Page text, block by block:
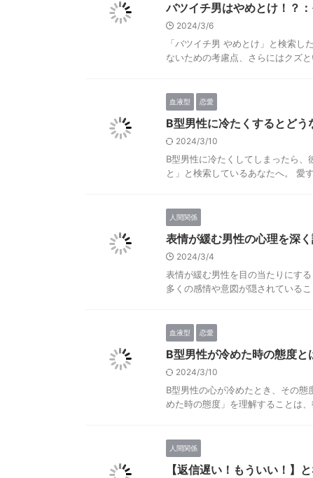
バツイチ男はやめとけ！？
2024/3/6
「バツイチ男 やめとけ」と検索
ないための考慮点、さらにはクズ
血液型 恋愛
B型男性に冷たくするとど
2024/3/10
B型男性に冷たくしてしまったら
と」と検索しているあなたへ。 愛
人間関係
表情が緩む男性の心理を深
2024/3/4
表情が緩む男性を目の当たりにす
多くの感情や意図が隠されている
血液型 恋愛
B型男性が冷めた時の態度
2024/3/10
B型男性の心が冷めたとき、その
めた時の態度」を理解することは
人間関係
【返信遅い！もういい！】